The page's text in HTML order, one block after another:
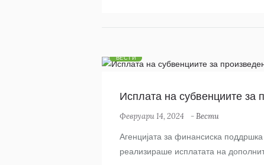
ВЕСТИ
Исплата на субвенциите за
Февруари 14, 2024 -Вести
Агенцијата за финансиска поддршка
реализираше исплатата на